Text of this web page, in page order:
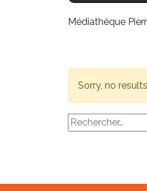
Médiathèque
Sorry, no
Rechercher :